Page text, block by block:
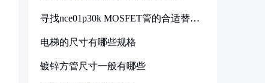
寻找nce01p30k MOSFET管的合适替代
电梯的尺寸有哪些规格
镀锌方管尺寸一般有哪些